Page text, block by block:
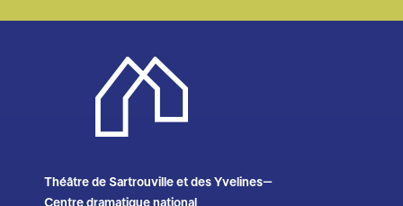
Théâtre de Sartrouville et des Yvelines–
Centre dramatique national